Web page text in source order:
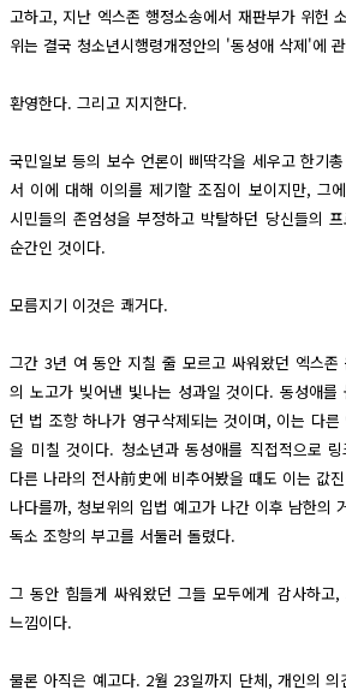
고하고, 지난 엑스존 행정소송에서 재판부가 위헌
위는 결국 청소년시행령개정안의 '동성애 삭제'에
환영한다. 그리고 지지한다.
국민일보 등의 보수 언론이 삐딱각을 세우고 한기
서 이에 대해 이의를 제기할 조짐이 보이지만, 그
시민들의 존엄성을 부정하고 박탈하던 당신들의
순간인 것이다.
모름지기 이것은 쾌거다.
그간 3년 여 동안 지칠 줄 모르고 싸워왔던 엑스존
의 노고가 빚어낸 빛나는 성과일 것이다. 동성애를
던 법 조항 하나가 영구삭제되는 것이며, 이는 다
을 미칠 것이다. 청소년과 동성애를 직접적으로
다른 나라의 전사前史에 비추어봤을 때도 이는 값
나다를까, 청보위의 입법 예고가 나간 이후 남한의
독소 조항의 부고를 서둘러 돌렸다.
그 동안 힘들게 싸워왔던 그들 모두에게 감사하고
느낌이다.
물론 아직은 예고다. 2월 23일까지 단체, 개인의